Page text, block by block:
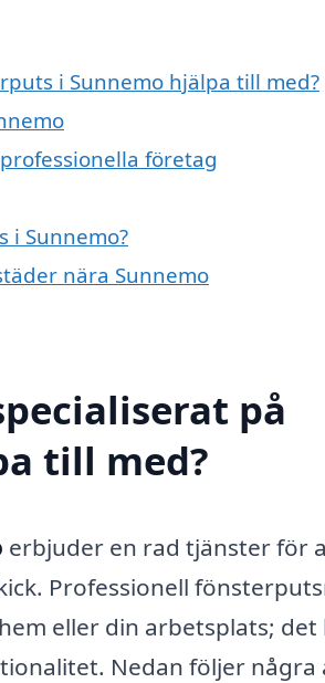
i Sunnemo hjälpa till med?
företag
i Sunnemo?
nära Sunnemo
på
till med?
erbjuder en rad tjänster för
Professionell
eller din arbetsplats; det
Nedan följer några